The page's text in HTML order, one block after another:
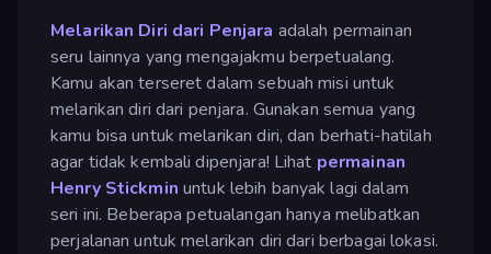
Melarikan Diri dari Penjara adalah permainan
seru lainnya yang mengajakmu berpetualang.
Kamu akan terseret dalam sebuah misi untuk
melarikan diri dari penjara. Gunakan semua yang
kamu bisa untuk melarikan diri, dan berhati-hatilah
agar tidak kembali dipenjara! Lihat permainan
Henry Stickmin untuk lebih banyak lagi dalam
seri ini. Beberapa petualangan hanya melibatkan
perjalanan untuk melarikan diri dari berbagai lokasi.